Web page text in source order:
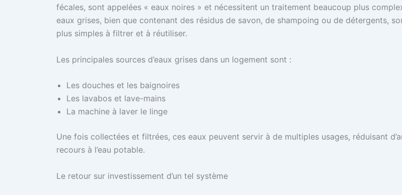
fécales, sont appelées « eaux noires » et nécessitent un traitement beaucoup plus
eaux grises, bien que contenant des résidus de savon, de shampoing ou de détergents,
plus simples à filtrer et à réutiliser.
Les principales sources d’eaux grises dans un logement sont :
Les douches et les baignoires
Les lavabos et lave-mains
La machine à laver le linge
Une fois collectées et filtrées, ces eaux peuvent servir à de multiples usages, réduisant
recours à l’eau potable.
Le retour sur investissement d’un tel système